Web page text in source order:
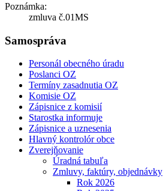
Poznámka:
zmluva č.01MS
Samospráva
Personál obecného úradu
Poslanci OZ
Termíny zasadnutia OZ
Komisie OZ
Zápisnice z komisií
Starostka informuje
Zápisnice a uznesenia
Hlavný kontrolór obce
Zverejňovanie
Úradná tabuľa
Zmluvy, faktúry, objednávky
Rok 2026